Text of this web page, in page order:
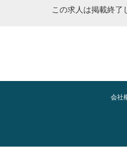
この求人は掲載終了
会社